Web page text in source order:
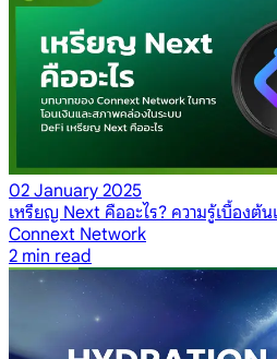
02 January 2025
เหรียญ Next คืออะไร? ความรู้เบื้องต้
Connext Network
2 min read